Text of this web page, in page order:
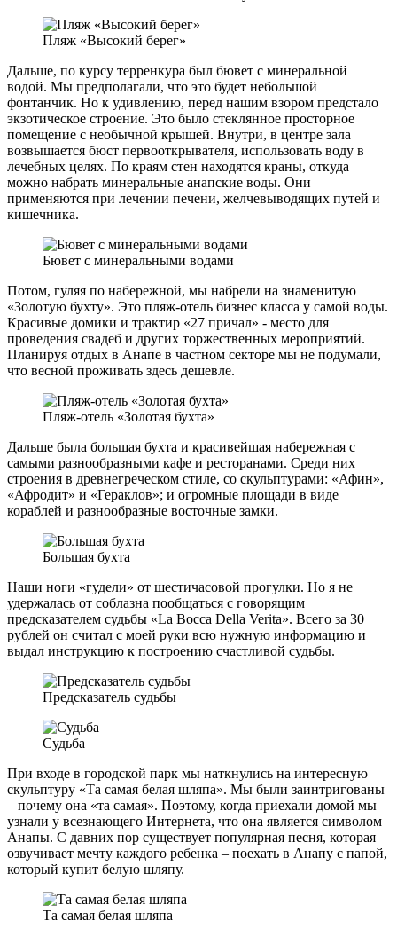
Пляж «Высокий берег»
Дальше, по курсу терренкура был бювет с минеральной
водой. Мы предполагали, что это будет небольшой
фонтанчик. Но к удивлению, перед нашим взором предстало
экзотическое строение. Это было стеклянное просторное
помещение с необычной крышей. Внутри, в центре зала
возвышается бюст первооткрывателя, использовать воду в
лечебных целях. По краям стен находятся краны, откуда
можно набрать минеральные анапские воды. Они
применяются при лечении печени, желчевыводящих путей и
кишечника.
Бювет с минеральными водами
Потом, гуляя по набережной, мы набрели на знаменитую
«Золотую бухту». Это пляж-отель бизнес класса у самой воды.
Красивые домики и трактир «27 причал» - место для
проведения свадеб и других торжественных мероприятий.
Планируя отдых в Анапе в частном секторе мы не подумали,
что весной проживать здесь дешевле.
Пляж-отель «Золотая бухта»
Дальше была большая бухта и красивейшая набережная с
самыми разнообразными кафе и ресторанами. Среди них
строения в древнегреческом стиле, со скульптурами: «Афин»,
«Афродит» и «Гераклов»; и огромные площади в виде
кораблей и разнообразные восточные замки.
Большая бухта
Наши ноги «гудели» от шестичасовой прогулки. Но я не
удержалась от соблазна пообщаться с говорящим
предсказателем судьбы «La Bocca Della Verita». Всего за 30
рублей он считал с моей руки всю нужную информацию и
выдал инструкцию к построению счастливой судьбы.
Предсказатель судьбы
Судьба
При входе в городской парк мы наткнулись на интересную
скульптуру «Та самая белая шляпа». Мы были заинтригованы
– почему она «та самая». Поэтому, когда приехали домой мы
узнали у всезнающего Интернета, что она является символом
Анапы. С давних пор существует популярная песня, которая
озвучивает мечту каждого ребенка – поехать в Анапу с папой,
который купит белую шляпу.
Та самая белая шляпа